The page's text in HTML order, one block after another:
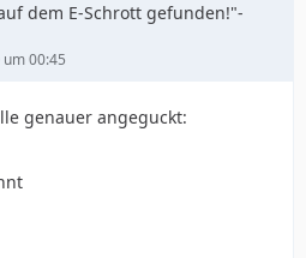
dem E-Schrott gefunden!"-
um 00:45
genauer angeguckt: